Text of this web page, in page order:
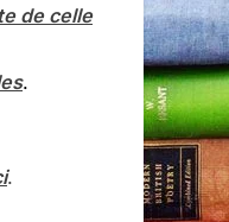
de celle
.
.